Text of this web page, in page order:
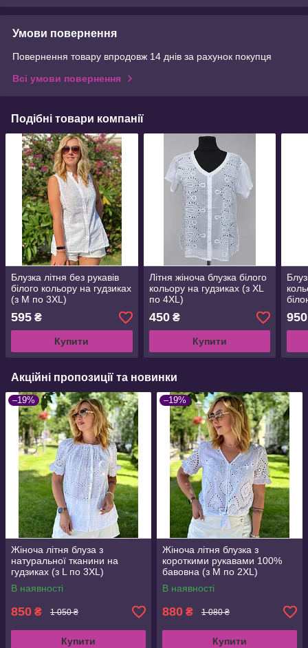
Умови повернення
Повернення товару впродовж 14 днів за рахунок покупця
Всі умови повернення
Подібні товари компанії
Блузка літня без рукавів
білого кольору на гудзиках
(з M по 3XL)
595 ₴
Купити
Літня жіноча блузка білого
кольору на гудзиках (з XL
по 4XL)
450₴
Купити
3XL
950
Акційні пропозиції та новинки
–19%
Жіноча літня блуза з
натуральної тканини на
гудзиках (з L по 3XL)
В наявності
850 ₴ 1 050 ₴
Купити
–19%
Жіноча літня блузка з
короткими рукавами 100%
бавовна (з M по 2XL)
В наявності
880 ₴ 1 080 ₴
Купити